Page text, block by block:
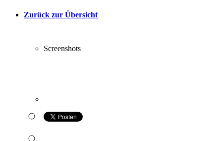
Zurück zur Übersicht
Screenshots